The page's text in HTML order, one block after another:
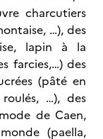
charcutiers
…), des
lapin à la
farcies,…) des
(pâté en
…), des
de Caen,
(paella,